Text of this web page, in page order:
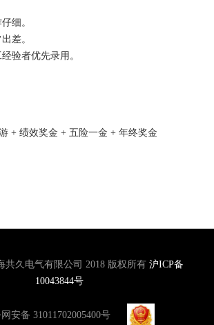
细。
差。
验者优先录用。
+ 绩效奖金 + 五险一金 + 年终奖金
共久电气有限公司 2018 版权所有 沪ICP备
10043844号
安备 31011702005400号